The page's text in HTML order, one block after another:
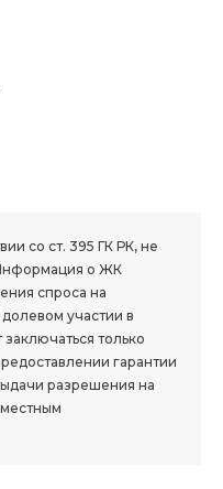
со ст. 395 ГК РК, не
о ЖК
спроса на
участии в
только
гарантии
разрешения на